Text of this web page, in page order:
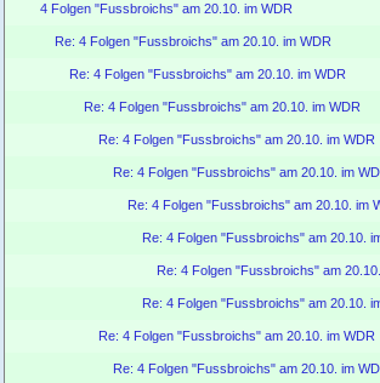
4 Folgen "Fussbroichs" am 20.10. im WDR
Re: 4 Folgen "Fussbroichs" am 20.10. im WDR
Re: 4 Folgen "Fussbroichs" am 20.10. im WDR
Re: 4 Folgen "Fussbroichs" am 20.10. im WDR
Re: 4 Folgen "Fussbroichs" am 20.10. im WDR
Re: 4 Folgen "Fussbroichs" am 20.10. im
Re: 4 Folgen "Fussbroichs" am 20.10. im
Re: 4 Folgen "Fussbroichs" am 20.10.
Re: 4 Folgen "Fussbroichs" am
Re: 4 Folgen "Fussbroichs" am 20.10.
Re: 4 Folgen "Fussbroichs" am 20.10. im WDR
Re: 4 Folgen "Fussbroichs" am 20.10. im